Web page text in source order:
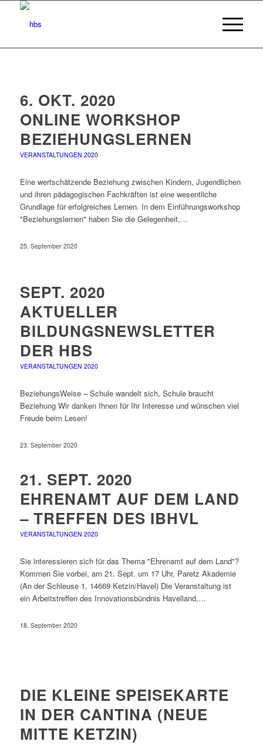
6. OKT. 2020
ONLINE WORKSHOP
BEZIEHUNGSLERNEN
VERANSTALTUNGEN 2020
Eine wertschätzende Beziehung zwischen Kindern, Jugendlichen
und ihren pädagogischen Fachkräften ist eine wesentliche
Grundlage für erfolgreiches Lernen. In dem Einführungsworkshop
"Beziehungslernen" haben Sie die Gelegenheit,…
25. September 2020
SEPT. 2020
AKTUELLER
BILDUNGSNEWSLETTER
DER HBS
VERANSTALTUNGEN 2020
BeziehungsWeise – Schule wandelt sich, Schule braucht
Beziehung Wir danken Ihnen für Ihr Interesse und wünschen viel
Freude beim Lesen!
23. September 2020
21. SEPT. 2020
EHRENAMT AUF DEM LAND
– TREFFEN DES IBHVL
VERANSTALTUNGEN 2020
Sie interessieren sich für das Thema "Ehrenamt auf dem Land"?
Kommen Sie vorbei, am 21. Sept. um 17 Uhr, Paretz Akademie
(An der Schleuse 1, 14669 Ketzin/Havel) Die Veranstaltung ist
ein Arbeitstreffen des Innovationsbündnis Havelland,…
18. September 2020
DIE KLEINE SPEISEKARTE
IN DER CANTINA (NEUE
MITTE KETZIN)